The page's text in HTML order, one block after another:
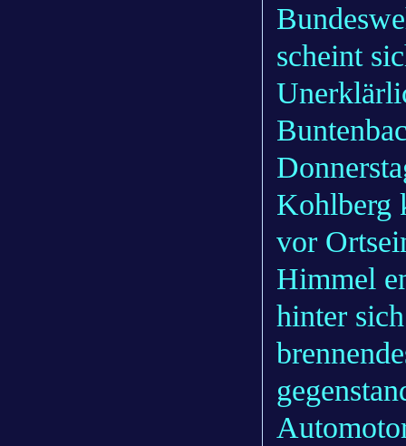
scheint
Kohlberg
vor
Himmel
hinter